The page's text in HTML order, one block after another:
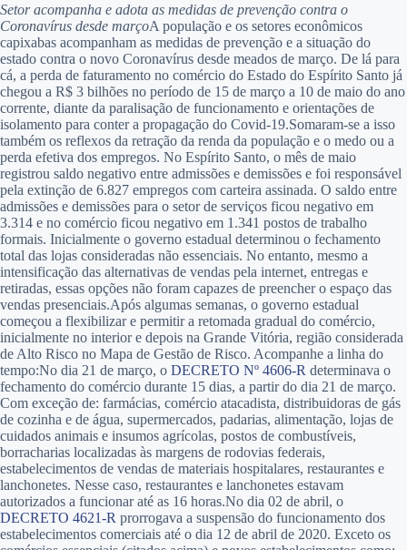
Setor acompanha e adota as medidas de prevenção contra o
Coronavírus desde marçoA população e os setores econômicos
capixabas acompanham as medidas de prevenção e a situação do
estado contra o novo Coronavírus desde meados de março. De lá para
cá, a perda de faturamento no comércio do Estado do Espírito Santo já
chegou a R$ 3 bilhões no período de 15 de março a 10 de maio do ano
corrente, diante da paralisação de funcionamento e orientações de
isolamento para conter a propagação do Covid-19.Somaram-se a isso
também os reflexos da retração da renda da população e o medo ou a
perda efetiva dos empregos. No Espírito Santo, o mês de maio
registrou saldo negativo entre admissões e demissões e foi responsável
pela extinção de 6.827 empregos com carteira assinada. O saldo entre
admissões e demissões para o setor de serviços ficou negativo em
3.314 e no comércio ficou negativo em 1.341 postos de trabalho
formais. Inicialmente o governo estadual determinou o fechamento
total das lojas consideradas não essenciais. No entanto, mesmo a
intensificação das alternativas de vendas pela internet, entregas e
retiradas, essas opções não foram capazes de preencher o espaço das
vendas presenciais.Após algumas semanas, o governo estadual
começou a flexibilizar e permitir a retomada gradual do comércio,
inicialmente no interior e depois na Grande Vitória, região considerada
de Alto Risco no Mapa de Gestão de Risco. Acompanhe a linha do
tempo:No dia 21 de março, o DECRETO Nº 4606-R determinava o
fechamento do comércio durante 15 dias, a partir do dia 21 de março.
Com exceção de: farmácias, comércio atacadista, distribuidoras de gás
de cozinha e de água, supermercados, padarias, alimentação, lojas de
cuidados animais e insumos agrícolas, postos de combustíveis,
borracharias localizadas às margens de rodovias federais,
estabelecimentos de vendas de materiais hospitalares, restaurantes e
lanchonetes. Nesse caso, restaurantes e lanchonetes estavam
autorizados a funcionar até as 16 horas.No dia 02 de abril, o
DECRETO 4621-R prorrogava a suspensão do funcionamento dos
estabelecimentos comerciais até o dia 12 de abril de 2020. Exceto os